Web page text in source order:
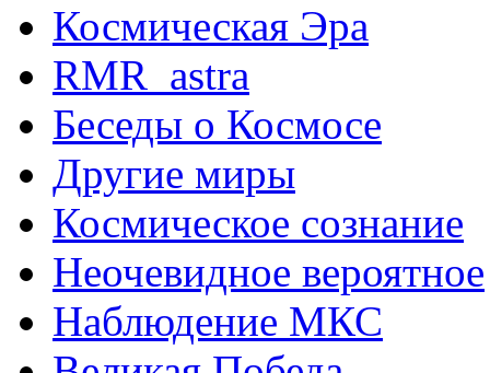
Космическая Эра
RMR_astra
Беседы о Космосе
Другие миры
Космическое сознание
Неочевидное вероятное
Наблюдение МКС